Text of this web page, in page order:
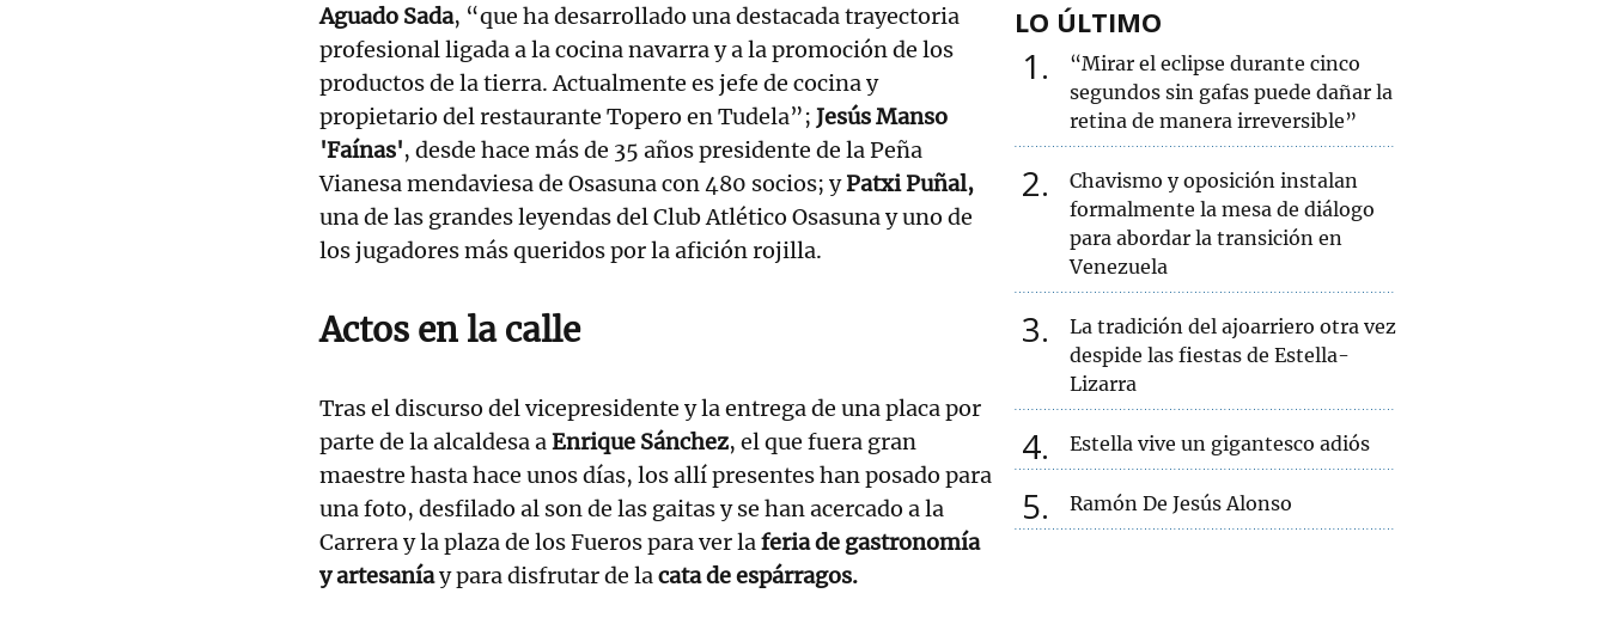
Aguado Sada, “que ha desarrollado una destacada trayectoria
profesional ligada a la cocina navarra y a la promoción de los
productos de la tierra. Actualmente es jefe de cocina y
propietario del restaurante Topero en Tudela”; Jesús Manso
'Faínas', desde hace más de 35 años presidente de la Peña
Vianesa mendaviesa de Osasuna con 480 socios; yPatxi Puñal,
una de las grandes leyendas del Club Atlético Osasuna y uno de
los jugadores más queridos por la afición rojilla.
Actos en la calle
Tras el discurso del vicepresidente y la entrega de una placa por
parte de la alcaldesa aEnrique Sánchez, el que fuera gran
maestre hasta hace unos días, los allí presentes han posado para
una foto, desfilado al son de las gaitas y se han acercado a la
Carrera y la plaza de los Fueros para ver laferia de gastronomía
y artesaníay para disfrutar de lacata de espárragos.
LO ÚLTIMO
1
“Mirar el eclipse durante cinco
segundos sin gafas puede dañar la
retina de manera irreversible”
2
Chavismo y oposición instalan
formalmente la mesa de diálogo
para abordar la transición en
Venezuela
3
La tradición del ajoarriero otra vez
despide las fiestas de Estella-
Lizarra
4 Estella vive un gigantesco adiós
5 Ramón De Jesús Alonso